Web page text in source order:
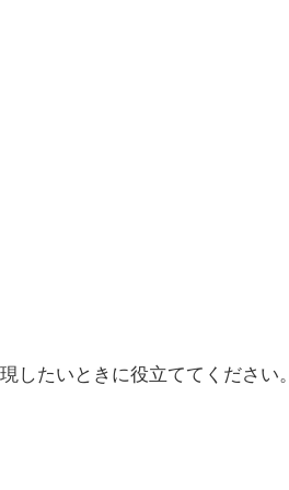
したいときに役立ててください。